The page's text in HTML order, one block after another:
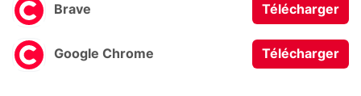
Brave Télécharger
Google Chrome Télécharger